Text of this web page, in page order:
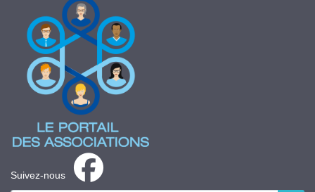
Suivez-nous